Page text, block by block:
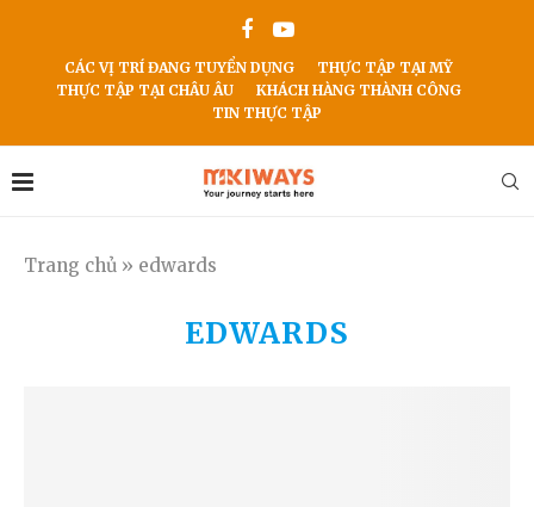
CÁC VỊ TRÍ ĐANG TUYỂN DỤNG
THỰC TẬP TẠI MỸ
THỰC TẬP TẠI CHÂU ÂU
KHÁCH HÀNG THÀNH CÔNG
TIN THỰC TẬP
Trang chủ » edwards
EDWARDS